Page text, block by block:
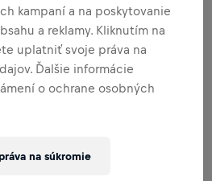
0,00 USD CIEĽA
PRISPIEŤ
z tvojho príspevku putuje
miechy.
kampaní a na poskytovanie
a reklamy. Kliknutím na
uplatniť svoje práva na
Ďalšie informácie
o ochrane osobných
na súkromie